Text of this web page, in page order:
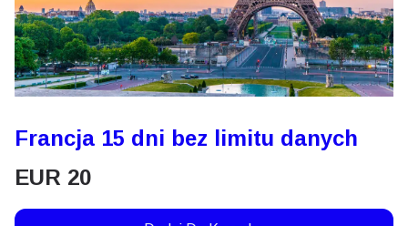
Francja 15 dni bez limitu danych
EUR 20